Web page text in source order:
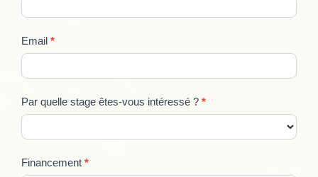
Email *
Par quelle stage êtes-vous intéressé ? *
Financement *